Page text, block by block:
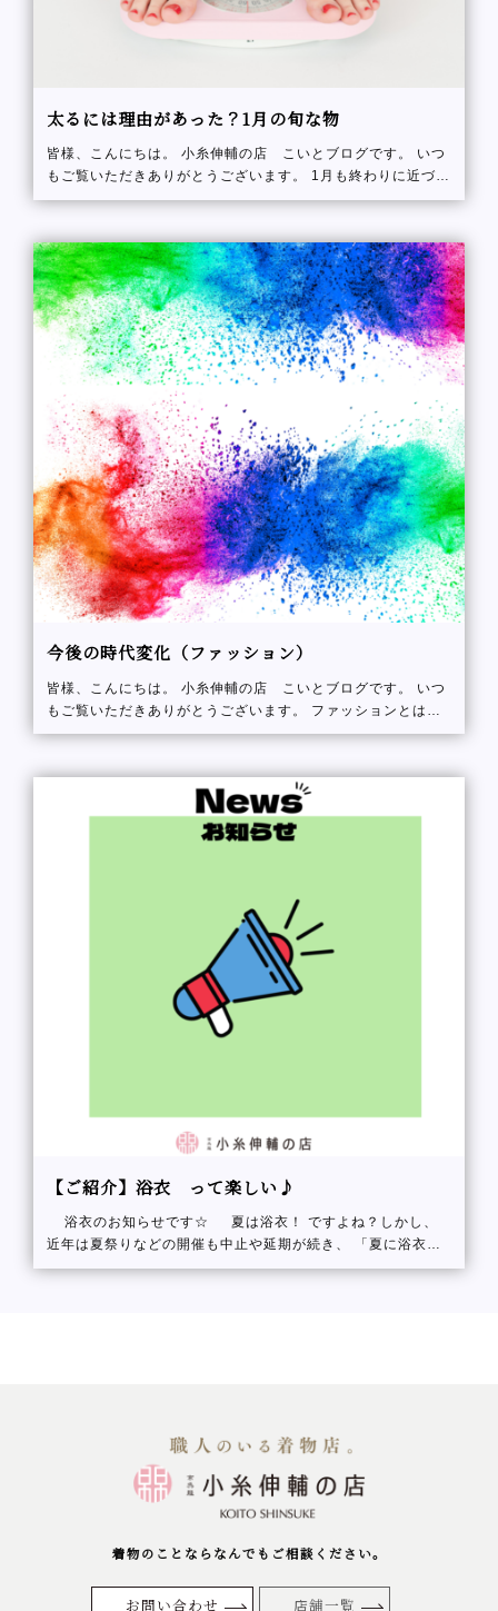
太るには理由があった？1月の旬な物
皆様、こんにちは。 小糸伸輔の店 こいとブログです。 いつ
もご覧いただきありがとうございます。 1月も終わりに近づい
ています。正月太りとはよく聞く話ですが、、もう解消でき
今後の時代変化（ファッション）
皆様、こんにちは。 小糸伸輔の店 こいとブログです。 いつ
もご覧いただきありがとうございます。 ファッションとはな
ぜ、毎年のように【トレンド】がおきるのだろうか そのたび
【ご紹介】浴衣 って楽しい♪
浴衣のお知らせです☆ 夏は浴衣！ ですよね？しかし、
近年は夏祭りなどの開催も中止や延期が続き、 「夏に浴衣を
着る」という事がめっきり減ってしまい
着物のことならなんでもご相談ください。
お問い合わせ 店舗一覧